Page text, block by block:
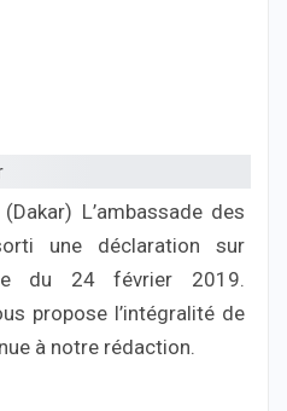
L’ambassade des
une déclaration sur
du 24 février 2019.
propose l’intégralité de
à notre rédaction.